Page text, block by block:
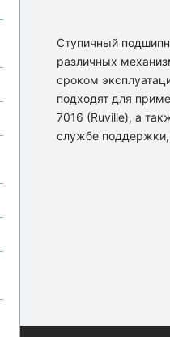
Ступичный
различных
сроком
подходят для
7016 (Ruville), а
службе поддержки,